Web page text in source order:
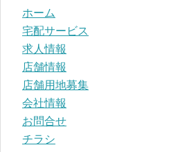
ホーム
宅配サービス
求人情報
店舗情報
店舗用地募集
会社情報
お問合せ
チラシ